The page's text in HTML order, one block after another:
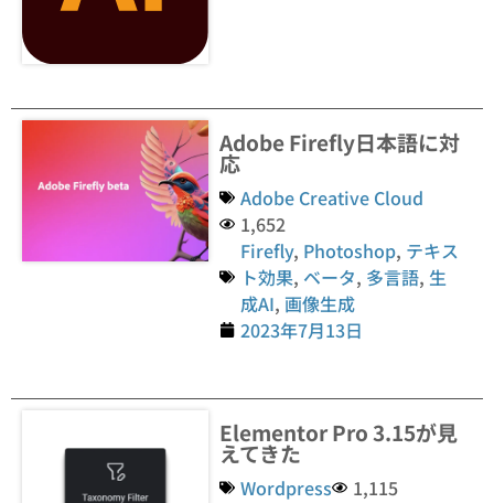
Adobe Firefly日本語に対
応
Adobe Creative Cloud
1,652
Firefly, Photoshop, テキス
ト効果, ベータ, 多言語, 生
成AI, 画像生成
2023年7月13日
Elementor Pro 3.15が見
えてきた
Wordpress
1,115